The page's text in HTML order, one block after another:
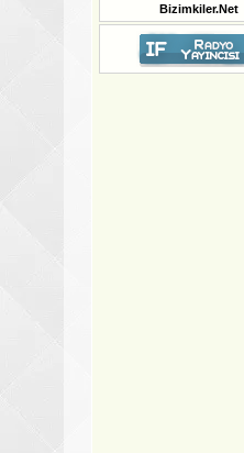
Bizimkiler.Net